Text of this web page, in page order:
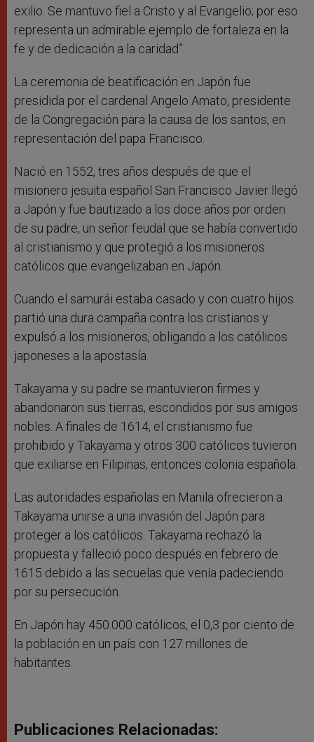
exilio. Se mantuvo fiel a Cristo y al Evangelio; por eso
representa un admirable ejemplo de fortaleza en la
fe y de dedicación a la caridad”.
La ceremonia de beatificación en Japón fue
presidida por el cardenal Angelo Amato, presidente
de la Congregación para la causa de los santos, en
representación del papa Francisco.
Nació en 1552, tres años después de que el
misionero jesuita español San Francisco Javier llegó
a Japón y fue bautizado a los doce años por orden
de su padre, un señor feudal que se había convertido
al cristianismo y que protegió a los misioneros
católicos que evangelizaban en Japón.
Cuando el samurái estaba casado y con cuatro hijos
partió una dura campaña contra los cristianos y
expulsó a los misioneros, obligando a los católicos
japoneses a la apostasía.
Takayama y su padre se mantuvieron firmes y
abandonaron sus tierras, escondidos por sus amigos
nobles. A finales de 1614, el cristianismo fue
prohibido y Takayama y otros 300 católicos tuvieron
que exiliarse en Filipinas, entonces colonia española.
Las autoridades españolas en Manila ofrecieron a
Takayama unirse a una invasión del Japón para
proteger a los católicos. Takayama rechazó la
propuesta y falleció poco después en febrero de
1615 debido a las secuelas que venía padeciendo
por su persecución.
En Japón hay 450.000 católicos, el 0,3 por ciento de
la población en un país con 127 millones de
habitantes.
Publicaciones Relacionadas: